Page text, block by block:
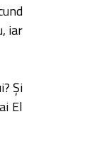
iar
Şi
El